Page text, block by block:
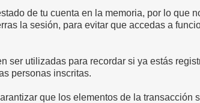
de tu cuenta en la memoria, por lo que
la sesión, para evitar que accedas a
ser utilizadas para recordar si ya estás
personas inscritas.
que los elementos de la